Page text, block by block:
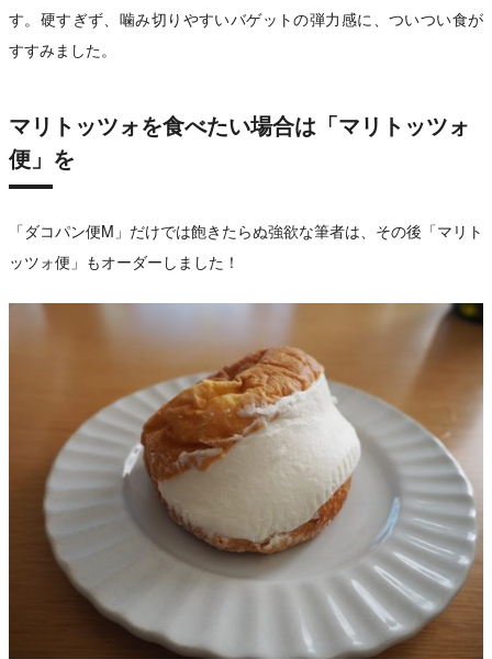
す。硬すぎず、噛み切りやすいバゲットの弾力感に、ついつい食が
すすみました。
マリトッツォを食べたい場合は「マリトッツォ
便」を
「ダコパン便M」だけでは飽きたらぬ強欲な筆者は、その後「マリト
ッツォ便」もオーダーしました！